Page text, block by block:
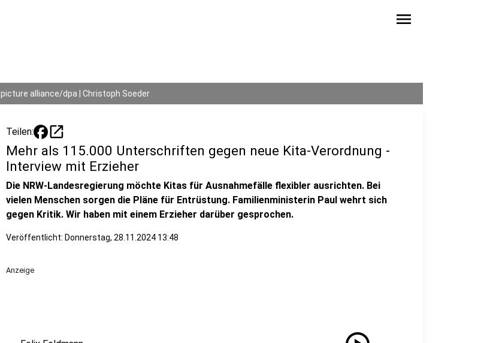
menu
picture alliance/dpa | Christoph Soeder
Teilen: open_in_new
Mehr als 115.000 Unterschriften gegen neue Kita-Verordnung -
Interview mit Erzieher
Die NRW-Landesregierung möchte Kitas für Ausnahmefälle flexibler ausrichten. Bei
vielen Menschen sorgen die Pläne für Entrüstung. Familienministerin Paul wehrt sich
gegen Kritik. Wir haben mit einem Erzieher darüber gesprochen.
Veröffentlicht: Donnerstag, 28.11.2024 13:48
Anzeige